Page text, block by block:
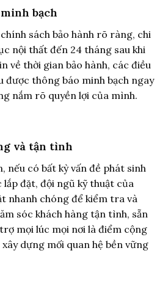
bạch
sách bảo hành rõ ràng, chi
nội thất đến 24 tháng sau khi
về thời gian bảo hành, các điều
được thông báo minh bạch ngay
nắm rõ quyền lợi của mình.
và tận tình
nếu có bất kỳ vấn đề phát sinh
lắp đặt, đội ngũ kỹ thuật của
nhanh chóng để kiểm tra và
sóc khách hàng tận tình, sẵn
mọi lúc mọi nơi là điểm cộng
xây dựng mối quan hệ bền vững